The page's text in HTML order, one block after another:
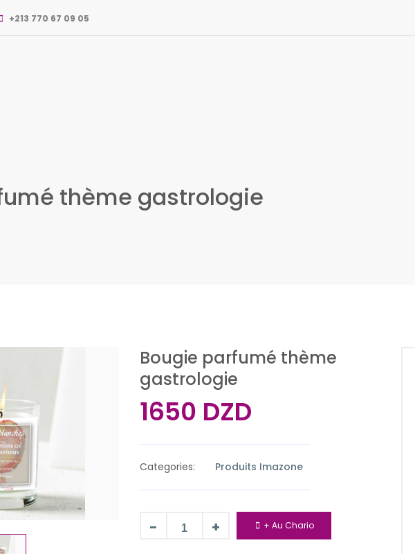
+213 770 67 09 05
thème gastrologie
Bougie parfumé thème
gastrologie
1650 DZD
Categories: Produits Imazone
- + + Au Chario